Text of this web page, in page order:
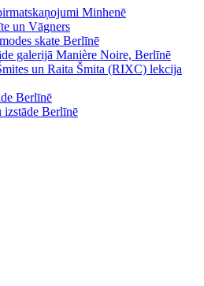
Minhenē
un Vāgners
skate Berlīnē
galerijā Manière Noire, Berlīnē
un Raita Šmita (RIXC) lekcija
Berlīnē
Berlīnē